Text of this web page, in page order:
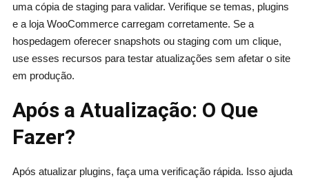
uma cópia de staging para validar. Verifique se temas, plugins
e a loja WooCommerce carregam corretamente. Se a
hospedagem oferecer snapshots ou staging com um clique,
use esses recursos para testar atualizações sem afetar o site
em produção.
Após a Atualização: O Que
Fazer?
Após atualizar plugins, faça uma verificação rápida. Isso ajuda